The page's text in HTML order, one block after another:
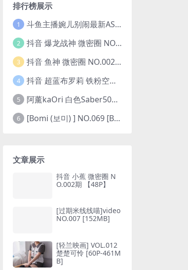
排行榜展示
1 斗鱼主播婉儿别闹最新ASMR钻石办卡火箭开箱视频+音频合集-47个资源打包下载 [39V-10.1GB]
2 抖音 爆龙战神 微密圈 NO.006期 【5P13V】最新至：2023.6.7(暴龙神和战龙皇)
3 抖音 鱼神 微密圈 NO.002期 【44P】(抖音鱼神微密猫)
4 抖音 超蓝布罗莉 铁粉空间 NO.002期 【45P5V】(抖音超蓝布罗利是真的吗)
5 阿薰kaOri 白色Saber50图(阿熏的歌)
6 [Bomi (보미) ] NO.069 [Bimilstory] Vol.19 See-through lingerie
文章展示
抖音 小蕉 微密圈 N
O.002期 【48P】
[过期米线线喵]video
NO.007 [152MB]
[轻兰映画] VOL.012
楚楚可怜 [60P-461M
B]